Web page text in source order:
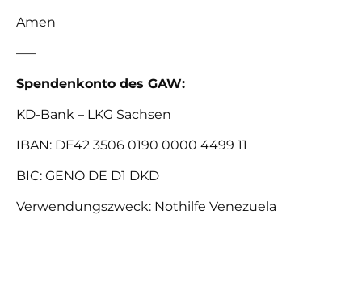
Amen
—–
Spendenkonto des GAW:
KD-Bank – LKG Sachsen
IBAN: DE42 3506 0190 0000 4499 11
BIC: GENO DE D1 DKD
Verwendungszweck: Nothilfe Venezuela